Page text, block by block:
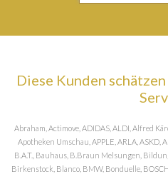
Diese Kunden
Abraham, Actimove, ADIDAS, ALDI, Alfred
Apotheken Umschau, APPLE, ARLA, ASKD,
B.A.T., Bauhaus, B.Braun Melsungen,
Birkenstock, Blanco, BMW, Bonduelle,